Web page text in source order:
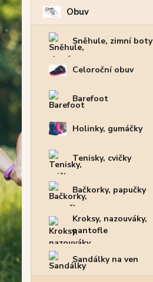
Obuv
Sněhule, zimní boty
Celoroční obuv
Barefoot
Holinky, gumáčky
Tenisky, cvičky
Bačkorky, papučky
Kroksy, nazouváky,
pantofle
Sandálky na ven